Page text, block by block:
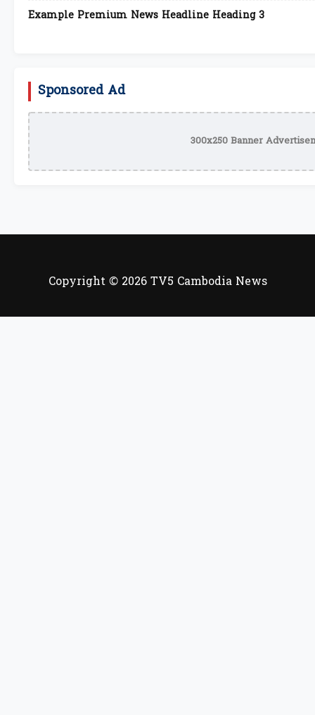
Example Premium News Headline Heading 3
Sponsored Ad
300x250 Banner
Copyright © 2026 TV5 Cambodia News